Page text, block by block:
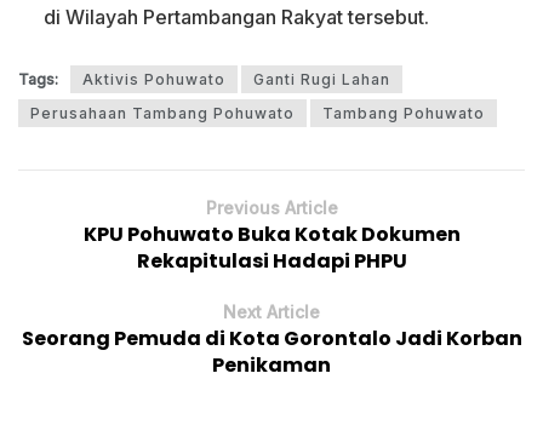
di Wilayah Pertambangan Rakyat tersebut.
Tags: Aktivis Pohuwato
Ganti Rugi Lahan
Perusahaan Tambang Pohuwato
Tambang Pohuwato
Previous Article
KPU Pohuwato Buka Kotak Dokumen
Rekapitulasi Hadapi PHPU
Next Article
Seorang Pemuda di Kota Gorontalo Jadi Korban
Penikaman